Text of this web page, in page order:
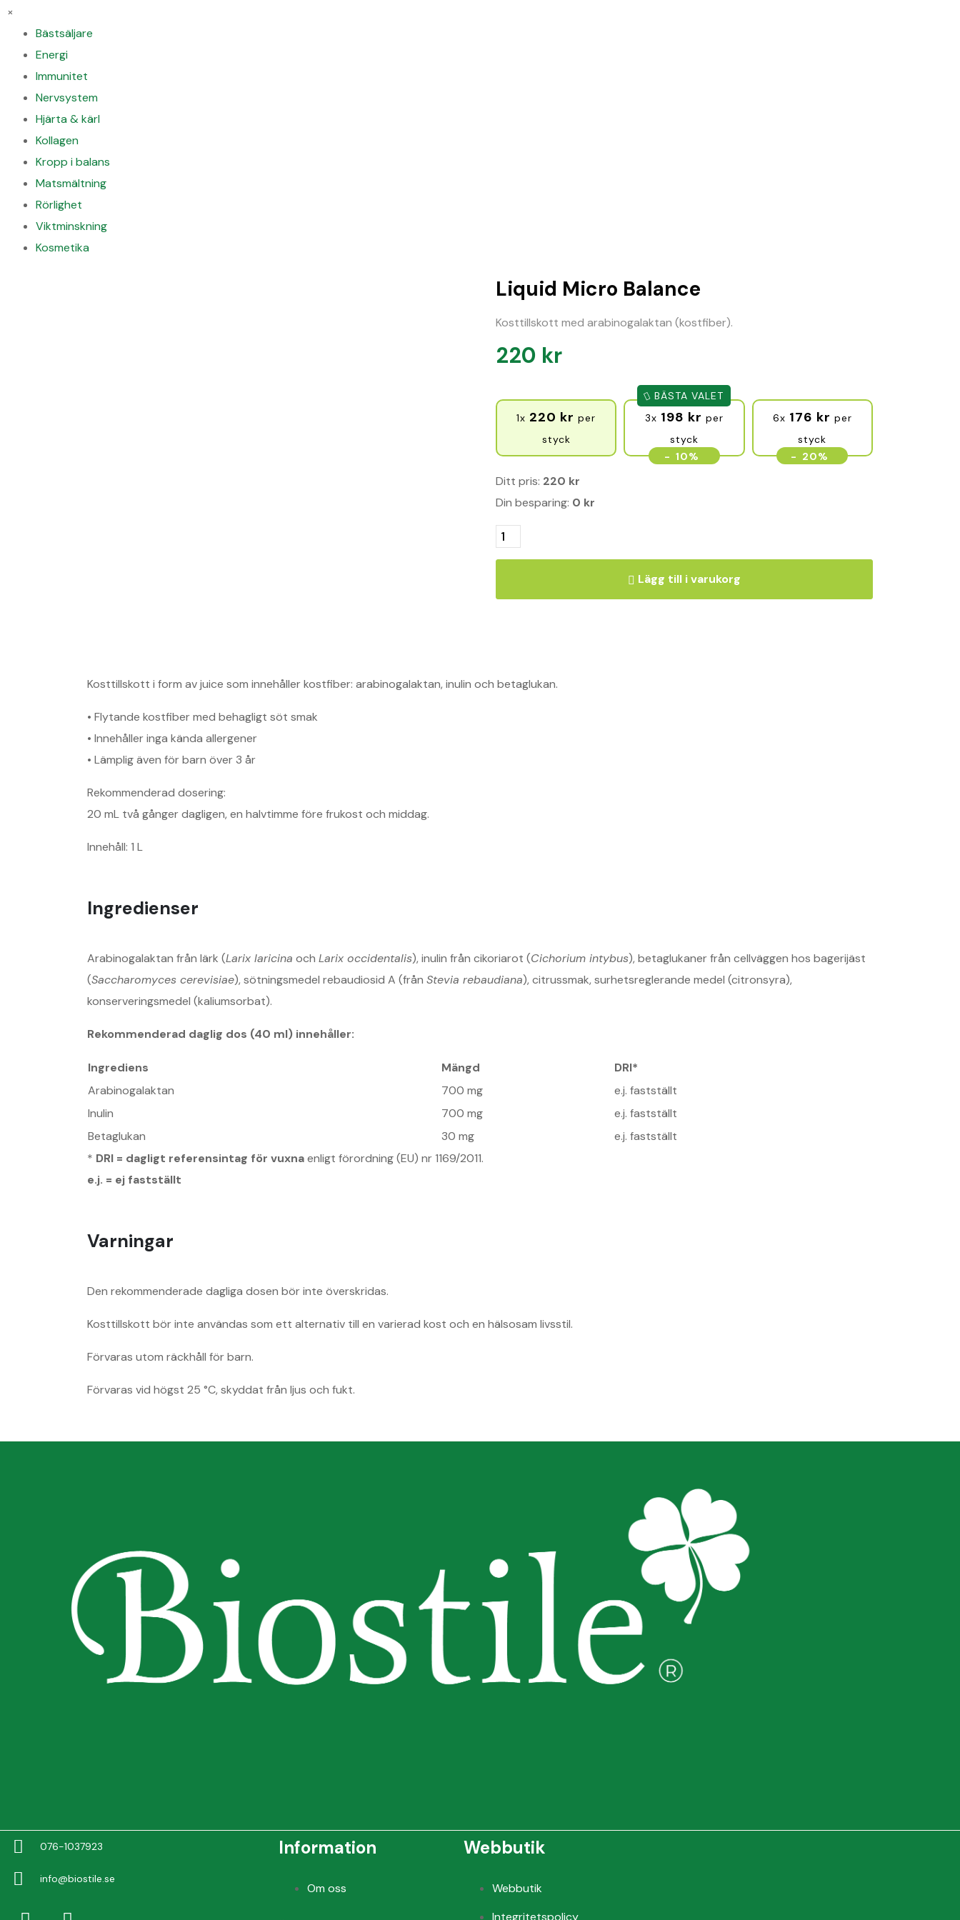
×
Bästsäljare
Energi
Immunitet
Nervsystem
Hjärta & kärl
Kollagen
Kropp i balans
Matsmältning
Rörlighet
Viktminskning
Kosmetika
Liquid Micro Balance
Kosttillskott med arabinogalaktan (kostfiber).
220 kr
1x 220 kr per
styck
3x 198 kr per
styck
- 10%
BÄSTA VALET
6x 176 kr per
styck
- 20%
Ditt pris: 220 kr
Din besparing: 0 kr
Lägg till i varukorg
Kosttillskott i form av juice som innehåller kostfiber: arabinogalaktan, inulin och betaglukan.
• Flytande kostfiber med behagligt söt smak
• Innehåller inga kända allergener
• Lämplig även för barn över 3 år
Rekommenderad dosering:
20 mL två gånger dagligen, en halvtimme före frukost och middag.
Innehåll: 1 L
Ingredienser
Arabinogalaktan från lärk (Larix laricina och Larix occidentalis), inulin från cikoriarot (Cichorium intybus), betaglukaner från cellväggen hos bagerijäst
(Saccharomyces cerevisiae), sötningsmedel rebaudiosid A (från Stevia rebaudiana), citrussmak, surhetsreglerande medel (citronsyra),
konserveringsmedel (kaliumsorbat).
Rekommenderad daglig dos (40 ml) innehåller:
Ingrediens Mängd
DRI*
Arabinogalaktan
700 mg
e.j. fastställt
Inulin
700 mg
e.j. fastställt
Betaglukan
30 mg
e.j. fastställt
* DRI = dagligt referensintag för vuxnaenligt förordning (EU) nr 1169/2011.
e.j. = ej fastställt
Varningar
Den rekommenderade dagliga dosen bör inte överskridas.
Kosttillskott bör inte användas som ett alternativ till en varierad kost och en hälsosam livsstil.
Förvaras utom räckhåll för barn.
Förvaras vid högst 25 °C, skyddat från ljus och fukt.
076-1037923
info@biostile.se
Information
Om oss
Webbutik
Webbutik
Integritetspolicy